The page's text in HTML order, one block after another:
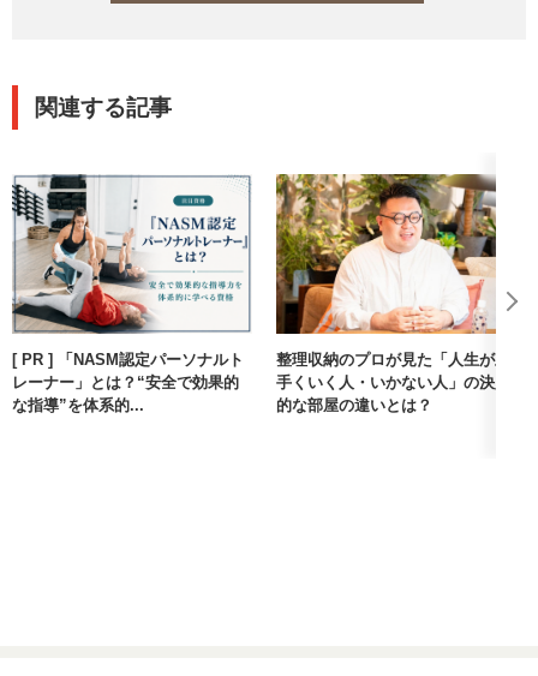
ルではなく、行政側の俯瞰した知識も問われるので、通常の独
関連する記事
[ PR ] 「NASM認定パーソナルト
レーナー」とは？“安全で効果的
な指導”を体系的...
整理収納のプロが見た「人生が上
手くいく人・いかない人」の決定
的な部屋の違いとは？